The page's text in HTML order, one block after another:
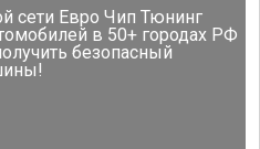
сети Евро Чип Тюнинг
в 50+ городах РФ
безопасный